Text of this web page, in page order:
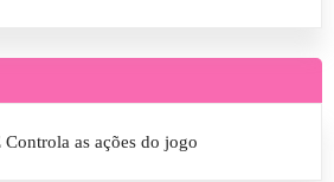
Controla as ações do jogo